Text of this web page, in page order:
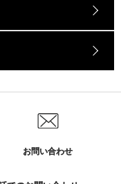
お問い合わせ